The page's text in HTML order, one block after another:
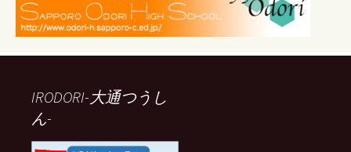
IRODORI-大通つうし
ん-